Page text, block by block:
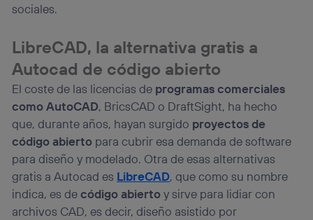
sociales.
LibreCAD, la alternativa gratis a
Autocad de código abierto
El coste de las licencias de programas comerciales
como AutoCAD, BricsCAD o DraftSight, ha hecho
que, durante años, hayan surgido proyectos de
código abierto para cubrir esa demanda de software
para diseño y modelado. Otra de esas alternativas
gratis a Autocad es LibreCAD, que como su nombre
indica, es decódigo abiertoy sirve para lidiar con
archivos CAD, es decir, diseño asistido por